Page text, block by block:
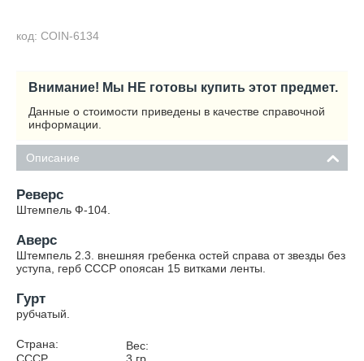
код: COIN-6134
Внимание! Мы НЕ готовы купить этот предмет.
Данные о стоимости приведены в качестве справочной
информации.
Описание
Реверс
Штемпель Ф-104.
Аверс
Штемпель 2.3. внешняя гребенка остей справа от звезды без
уступа, герб СССР опоясан 15 витками ленты.
Гурт
рубчатый.
Страна:
Вес: